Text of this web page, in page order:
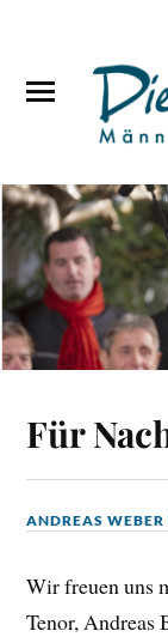
Für
ANDREAS WEBER
Wir freuen uns
Tenor, Andreas